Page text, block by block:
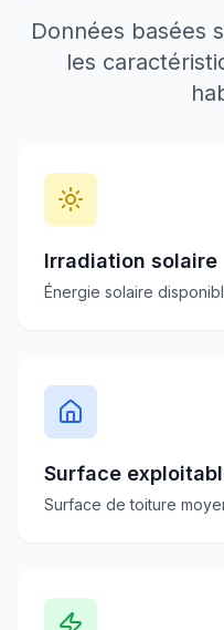
Données basées
les
Irradiation solaire
Énergie solaire
Surface
Surface de toiture